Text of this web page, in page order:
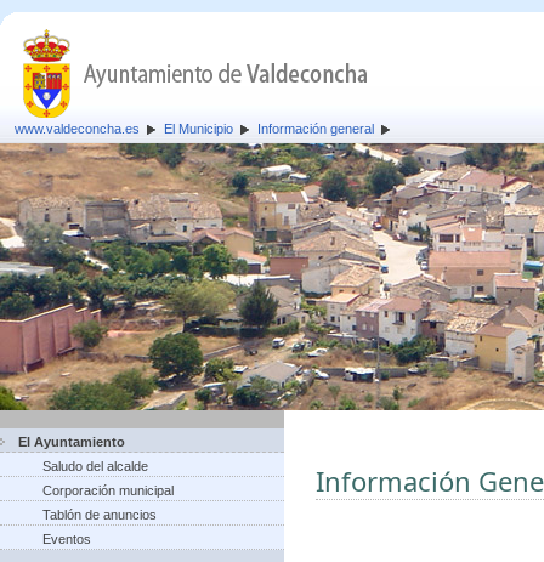
www.valdeconcha.es El Municipio Información general
El Ayuntamiento
Saludo del alcalde
Corporación municipal
Tablón de anuncios
Eventos
Información